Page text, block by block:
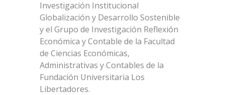
Investigación Institucional
Globalización y Desarrollo Sostenible
y el Grupo de Investigación Reflexión
Económica y Contable de la Facultad
de Ciencias Económicas,
Administrativas y Contables de la
Fundación Universitaria Los
Libertadores.